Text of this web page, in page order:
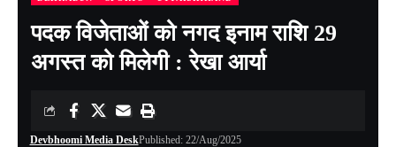
पदक विजेताओं को नगद इनाम राशि 29
अगस्त को मिलेगी : रेखा आर्या
Devbhoomi Media DeskPublished: 22/Aug/2025